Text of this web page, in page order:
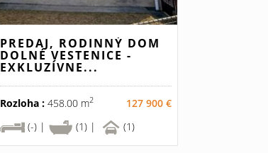
PREDAJ, RODINNÝ DOM
DOLNÉ VESTENICE -
EXKLUZÍVNE...
Rozloha : 458.00 m2
127 900 €
(-) |
(1) | (1)